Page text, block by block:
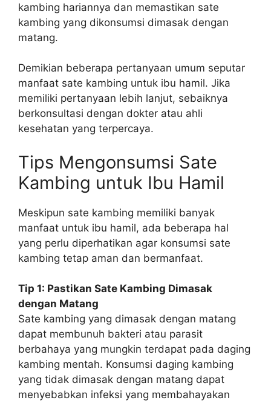
kambing hariannya dan memastikan sate
kambing yang dikonsumsi dimasak dengan
matang.
Demikian beberapa pertanyaan umum seputar
manfaat sate kambing untuk ibu hamil. Jika
memiliki pertanyaan lebih lanjut, sebaiknya
berkonsultasi dengan dokter atau ahli
kesehatan yang terpercaya.
Tips Mengonsumsi Sate
Kambing untuk Ibu Hamil
Meskipun sate kambing memiliki banyak
manfaat untuk ibu hamil, ada beberapa hal
yang perlu diperhatikan agar konsumsi sate
kambing tetap aman dan bermanfaat.
Tip 1: Pastikan Sate Kambing Dimasak
dengan Matang
Sate kambing yang dimasak dengan matang
dapat membunuh bakteri atau parasit
berbahaya yang mungkin terdapat pada daging
kambing mentah. Konsumsi daging kambing
yang tidak dimasak dengan matang dapat
menyebabkan infeksi yang membahayakan